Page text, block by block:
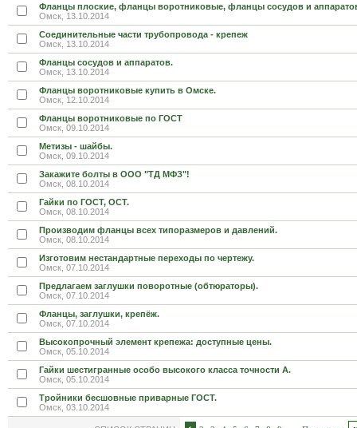
Фланцы плоские, фланцы воротниковые, фланцы сосудов и
Омск, 13.10.2014
Соединительные части трубопровода - крепеж
Омск, 13.10.2014
Фланцы сосудов и аппаратов.
Омск, 13.10.2014
Фланцы воротниковые купить в Омске.
Омск, 12.10.2014
Фланцы воротниковые по ГОСТ
Омск, 09.10.2014
Метизы - шайбы.
Омск, 09.10.2014
Закажите болты в ООО "ТД МФЗ"!
Омск, 08.10.2014
Гайки по ГОСТ, ОСТ.
Омск, 08.10.2014
Производим фланцы всех типоразмеров и давлений.
Омск, 08.10.2014
Изготовим нестандартные переходы по чертежу.
Омск, 07.10.2014
Предлагаем заглушки поворотные (обтюраторы).
Омск, 07.10.2014
Фланцы, заглушки, крепёж.
Омск, 07.10.2014
Высокопрочный элемент крепежа: доступные цены.
Омск, 05.10.2014
Гайки шестигранные особо высокого класса точности А.
Омск, 05.10.2014
Тройники бесшовные приварные ГОСТ.
Омск, 03.10.2014